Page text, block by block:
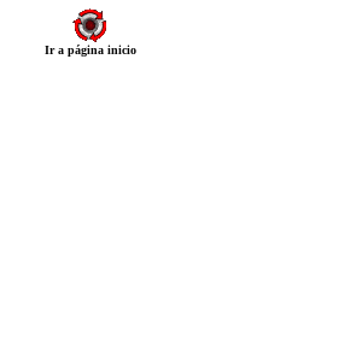
Ir a página inicio